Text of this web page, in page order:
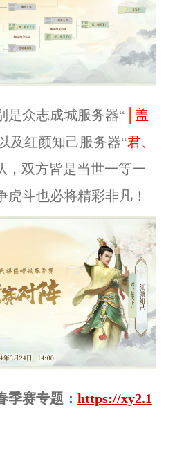
是众志成城服务器“ │盖
及红颜知己服务器“君、
，双方皆是当世一等一
虎斗也必将精彩非凡！
季赛专题： https://xy2.1